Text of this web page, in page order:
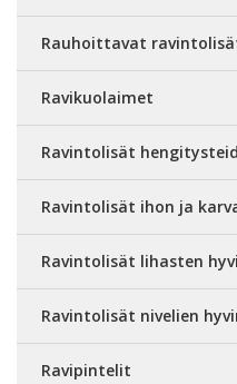
Rauhoittavat
Ravikuolaimet
Ravintolisät
Ravintolisät ihon ja
Ravintolisät lihasten
Ravintolisät nivelien
Ravipintelit